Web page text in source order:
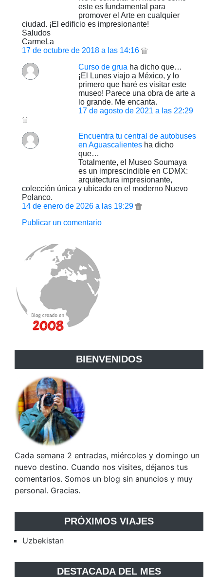
este es fundamental para
promover el Arte en cualquier
ciudad. ¡El edificio es impresionante!
Saludos
CarmeLa
17 de octubre de 2018 a las 14:16
Curso de grua ha dicho que…
¡El Lunes viajo a México, y lo
primero que haré es visitar este
museo! Parece una obra de arte a
lo grande. Me encanta.
17 de agosto de 2021 a las 22:29
Encuentra tu central de autobuses
en Aguascalientes ha dicho
que…
Totalmente, el Museo Soumaya
es un imprescindible en CDMX:
arquitectura impresionante,
colección única y ubicado en el moderno Nuevo
Polanco.
14 de enero de 2026 a las 19:29
Publicar un comentario
BIENVENIDOS
Cada semana 2 entradas, miércoles y domingo un
nuevo destino. Cuando nos visites, déjanos tus
comentarios. Somos un blog sin anuncios y muy
personal. Gracias.
PRÓXIMOS VIAJES
Uzbekistan
DESTACADA DEL MES